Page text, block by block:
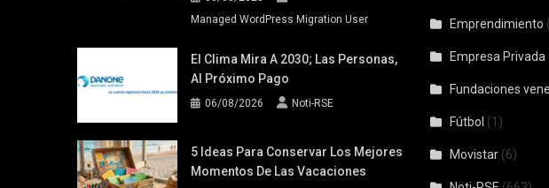
Managed WordPress Migration User
El Clima Mira A 2030; Las Personas,
Al Próximo Pago
06/08/2026 Noti-RSE
5 Ideas Para Conservar Los Mejores
Momentos De Las Vacaciones
Emprendimiento
Empresa Privada
Fundaciones
Fútbol (1)
Movistar (6)